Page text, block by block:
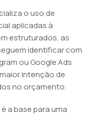
o uso de
aplicadas à
estruturados, as
identificar com
ou Google Ads
intenção de
no orçamento.
a base para uma